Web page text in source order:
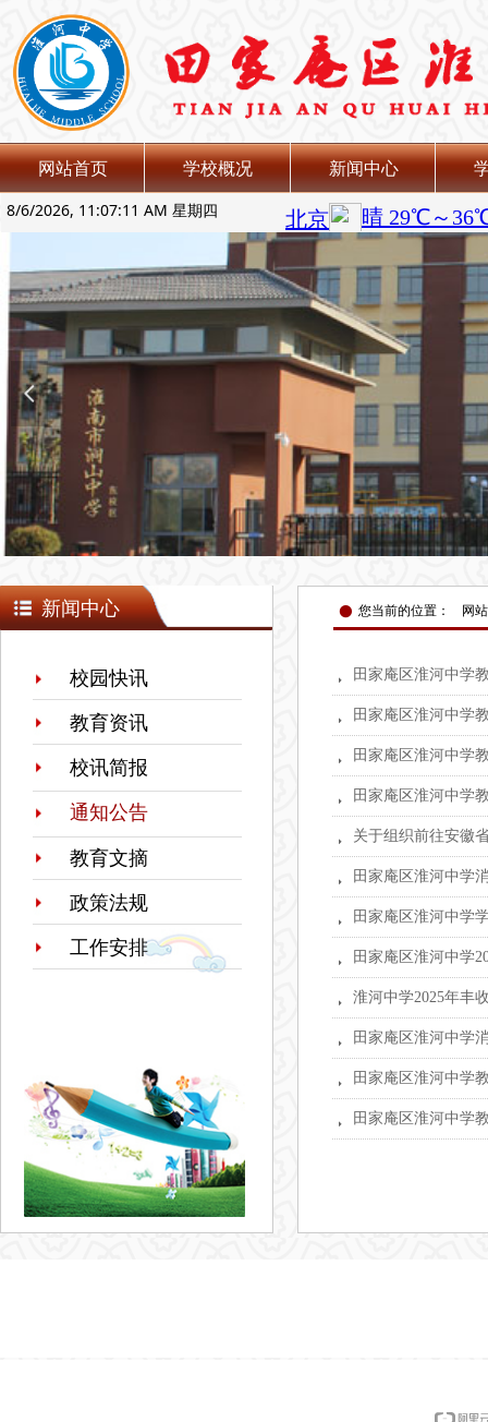
8/6/2026, 11:07:12 AM 星期四
网站首页 学校概况 新闻中心
넳
校园快讯
教育资讯
校讯简报
通知公告
教育文摘
政策法规
工作安排
新闻中心 넸您当前的位置： 网
뀧 田家庵区淮河中学
뀧 田家庵区淮河中学
뀧 田家庵区淮河中学
뀧 田家庵区淮河中学
뀧 关于组织前往安徽
뀧 田家庵区淮河中学
뀧 田家庵区淮河中学
뀧 田家庵区淮河中学
뀧 淮河中学2025年丰
뀧 田家庵区淮河中学
뀧 田家庵区淮河中学
뀧 田家庵区淮河中学